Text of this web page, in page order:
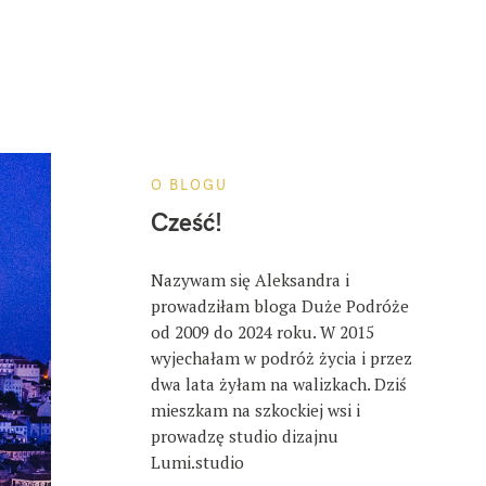
O BLOGU
Cześć!
Nazywam się Aleksandra i
prowadziłam bloga Duże Podróże
od 2009 do 2024 roku. W 2015
wyjechałam w podróż życia i przez
dwa lata żyłam na walizkach. Dziś
mieszkam na szkockiej wsi i
prowadzę studio dizajnu
Lumi.studio